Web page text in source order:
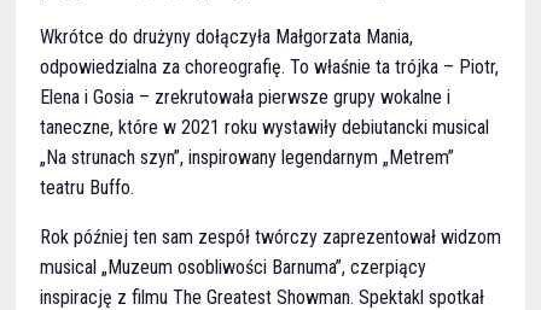
Wkrótce do drużyny dołączyła Małgorzata Mania,
odpowiedzialna za choreografię. To właśnie ta trójka – Piotr,
Elena i Gosia – zrekrutowała pierwsze grupy wokalne i
taneczne, które w 2021 roku wystawiły debiutancki musical
„Na strunach szyn”, inspirowany legendarnym „Metrem”
teatru Buffo.
Rok później ten sam zespół twórczy zaprezentował widzom
musical „Muzeum osobliwości Barnuma”, czerpiący
inspirację z filmu The Greatest Showman. Spektakl spotkał